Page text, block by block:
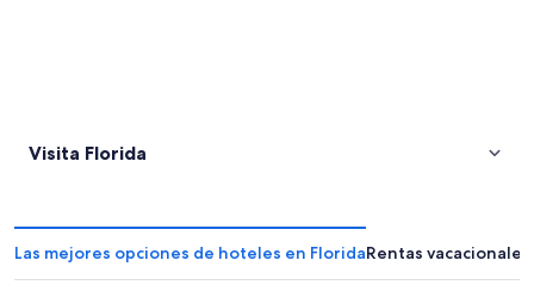
Visita Florida
Las mejores opciones de hoteles en FloridaRentas